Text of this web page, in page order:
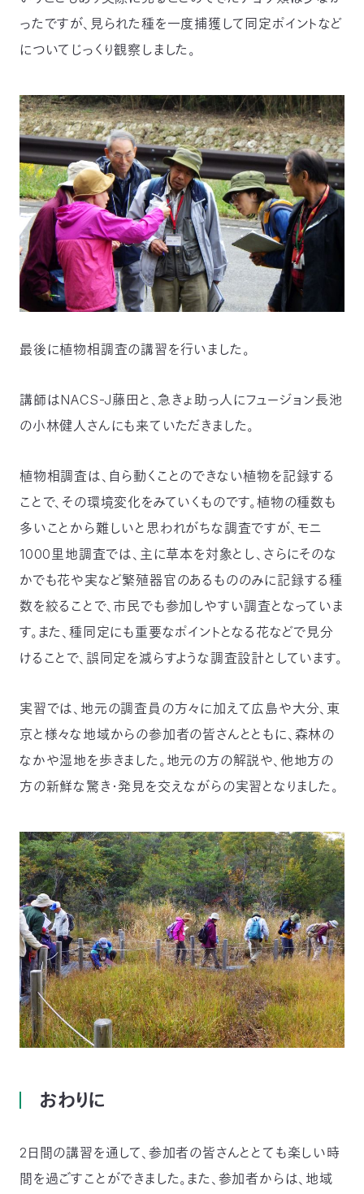
ったですが、見られた種を一度捕獲して同定ポイントなど
についてじっくり観察しました。
最後に植物相調査の講習を行いました。
講師はNACS-J藤田と、急きょ助っ人にフュージョン長池
の小林健人さんにも来ていただきました。
植物相調査は、自ら動くことのできない植物を記録する
ことで、その環境変化をみていくものです。植物の種数も
多いことから難しいと思われがちな調査ですが、モニ
1000里地調査では、主に草本を対象とし、さらにそのな
かでも花や実など繁殖器官のあるもののみに記録する種
数を絞ることで、市民でも参加しやすい調査となっていま
す。また、種同定にも重要なポイントとなる花などで見分
けることで、誤同定を減らすような調査設計としています。
実習では、地元の調査員の方々に加えて広島や大分、東
京と様々な地域からの参加者の皆さんとともに、森林の
なかや湿地を歩きました。地元の方の解説や、他地方の
方の新鮮な驚き・発見を交えながらの実習となりました。
おわりに
2日間の講習を通して、参加者の皆さんととても楽しい時
間を過ごすことができました。また、参加者からは、地域